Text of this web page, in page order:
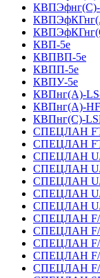
КВПЭфнг(С)-
КВП-5е
КВПВП-5е
КВПП-5е
КВПУ-5е
КВПнг(А)-
КВПнг(А)-
КВПнг(С)-
СПЕЦЛАН
СПЕЦЛАН
СПЕЦЛАН U/
СПЕЦЛАН U/
СПЕЦЛАН U/
СПЕЦЛАН U/
СПЕЦЛАН U/
СПЕЦЛАН F/
СПЕЦЛАН F/
СПЕЦЛАН F/
СПЕЦЛАН F/
СПЕЦЛАН F/